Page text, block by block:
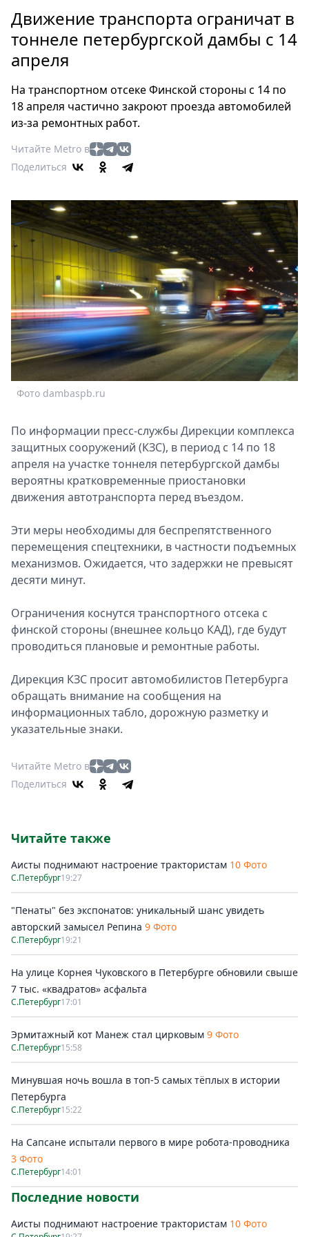
Россия
Мир
Здоровье
Туризм
Мода
Кино
Афиша
Выставки
Пресс-
релизы
О
Metro
Стримы
Спецпроекты
Звезды
Выборы
Скачай
Движение транспорта ограничат в
тоннеле петербургской дамбы с 14
апреля
На транспортном отсеке Финской стороны с 14 по
18 апреля частично закроют проезда автомобилей
из-за ремонтных работ.
Читайте Metro в
Поделиться
Фото dambaspb.ru
По информации пресс-службы Дирекции комплекса
защитных сооружений (КЗС), в период с 14 по 18
апреля на участке тоннеля петербургской дамбы
вероятны кратковременные приостановки
движения автотранспорта перед въездом.
Эти меры необходимы для беспрепятственного
перемещения спецтехники, в частности подъемных
механизмов. Ожидается, что задержки не превысят
десяти минут.
Ограничения коснутся транспортного отсека с
финской стороны (внешнее кольцо КАД), где будут
проводиться плановые и ремонтные работы.
Дирекция КЗС просит автомобилистов Петербурга
обращать внимание на сообщения на
информационных табло, дорожную разметку и
указательные знаки.
Читайте Metro в
Поделиться
Читайте также
Аисты поднимают настроение трактористам 10 Фото
С.Петербург19:27
"Пенаты" без экспонатов: уникальный шанс увидеть
авторский замысел Репина 9 Фото
С.Петербург19:21
На улице Корнея Чуковского в Петербурге обновили свыше
7 тыс. «квадратов» асфальта
С.Петербург17:01
Эрмитажный кот Манеж стал цирковым 9 Фото
С.Петербург15:58
Минувшая ночь вошла в топ-5 самых тёплых в истории
Петербурга
С.Петербург15:22
На Сапсане испытали первого в мире робота-проводника
3 Фото
С.Петербург14:01
Последние новости
Аисты поднимают настроение трактористам 10 Фото